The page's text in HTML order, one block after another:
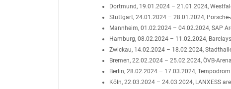
Dortmund, 19.01.2024 – 21.01.2024,
Stuttgart, 24.01.2024 – 28.01.2024, Porsche-
Mannheim, 01.02.2024 – 04.02.2024, SAP
Hamburg, 08.02.2024 – 11.02.2024,
Zwickau, 14.02.2024 – 18.02.2024,
Bremen, 22.02.2024 – 25.02.2024, ÖVB-Arena
Berlin, 28.02.2024 – 17.03.2024, Tempodrom
Köln, 22.03.2024 – 24.03.2024, LANXESS